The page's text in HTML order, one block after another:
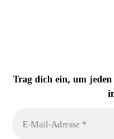
Trag dich ein, um